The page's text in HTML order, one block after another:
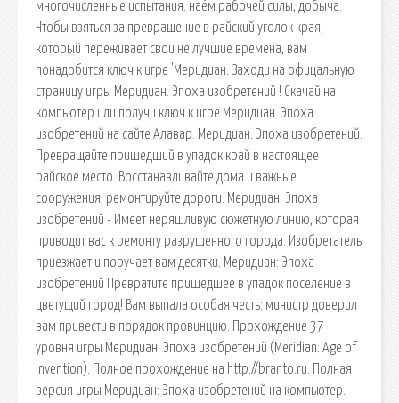
многочисленные испытания: наём рабочей силы, добыча.
Чтобы взяться за превращение в райский уголок края,
который переживает свои не лучшие времена, вам
понадобится ключ к игре 'Меридиан. Заходи на офицальную
страницу игры Меридиан. Эпоха изобретений ! Скачай на
компьютер или получи ключ к игре Меридиан. Эпоха
изобретений на сайте Алавар. Меридиан. Эпоха изобретений.
Превращайте пришедший в упадок край в настоящее
райское место. Восстанавливайте дома и важные
сооружения, ремонтируйте дороги. Меридиан. Эпоха
изобретений - Имеет неряшливую сюжетную линию, которая
приводит вас к ремонту разрушенного города. Изобретатель
приезжает и поручает вам десятки. Меридиан: Эпоха
изобретений Превратите пришедшее в упадок поселение в
цветущий город! Вам выпала особая честь: министр доверил
вам привести в порядок провинцию. Прохождение 37
уровня игры Меридиан. Эпоха изобретений (Meridian: Age of
Invention). Полное прохождение на http://branto.ru. Полная
версия игры Меридиан: Эпоха изобретений на компьютер.